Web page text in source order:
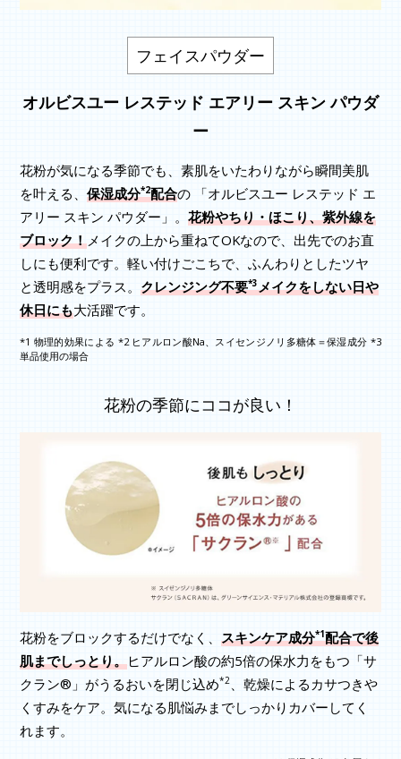
フェイスパウダー
オルビスユー レステッド エアリー スキン パウダ
ー
花粉が気になる季節でも、素肌をいたわりながら瞬間美肌
を叶える、保湿成分*2配合の 「オルビスユー レステッド エ
アリー スキン パウダー」。花粉やちり・ほこり、紫外線を
ブロック！ メイクの上から重ねてOKなので、出先でのお直
しにも便利です。軽い付けごこちで、ふんわりとしたツヤ
と透明感をプラス。クレンジング不要*3メイクをしない日や
休日にも大活躍です。
*1 物理的効果による *2 ヒアルロン酸Na、スイセンジノリ多糖体＝保湿成分 *3
単品使用の場合
花粉の季節にココが良い！
花粉をブロックするだけでなく、スキンケア成分*1配合で後
肌までしっとり。ヒアルロン酸の約5倍の保水力をもつ「サ
クラン®」がうるおいを閉じ込め*2、乾燥によるカサつきや
くすみをケア。気になる肌悩みまでしっかりカバーしてく
れます。